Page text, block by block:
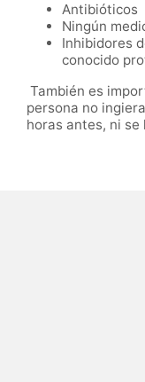
Antibióticos
Ningún
Inhibidores
conocido
También es
persona no
horas antes, ni se